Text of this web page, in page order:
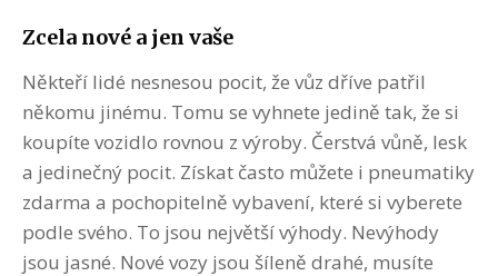
Zcela nové a jen vaše
Někteří lidé nesnesou pocit, že vůz dříve patřil
někomu jinému. Tomu se vyhnete jedině tak, že si
koupíte vozidlo rovnou z výroby. Čerstvá vůně, lesk
a jedinečný pocit. Získat často můžete i pneumatiky
zdarma a pochopitelně vybavení, které si vyberete
podle svého. To jsou největší výhody. Nevýhody
jsou jasné. Nové vozy jsou šíleně drahé, musíte